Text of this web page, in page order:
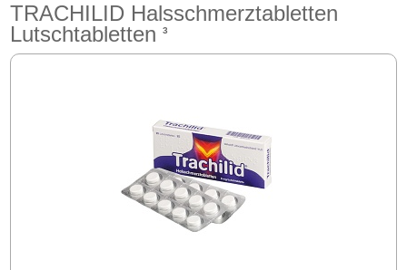
TRACHILID Halsschmerztabletten
Lutschtabletten3